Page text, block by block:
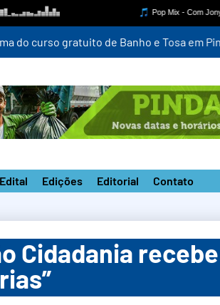
do curso gratuito de Banho e Tosa em
Edital Edições Editorial Contato
Cidadania